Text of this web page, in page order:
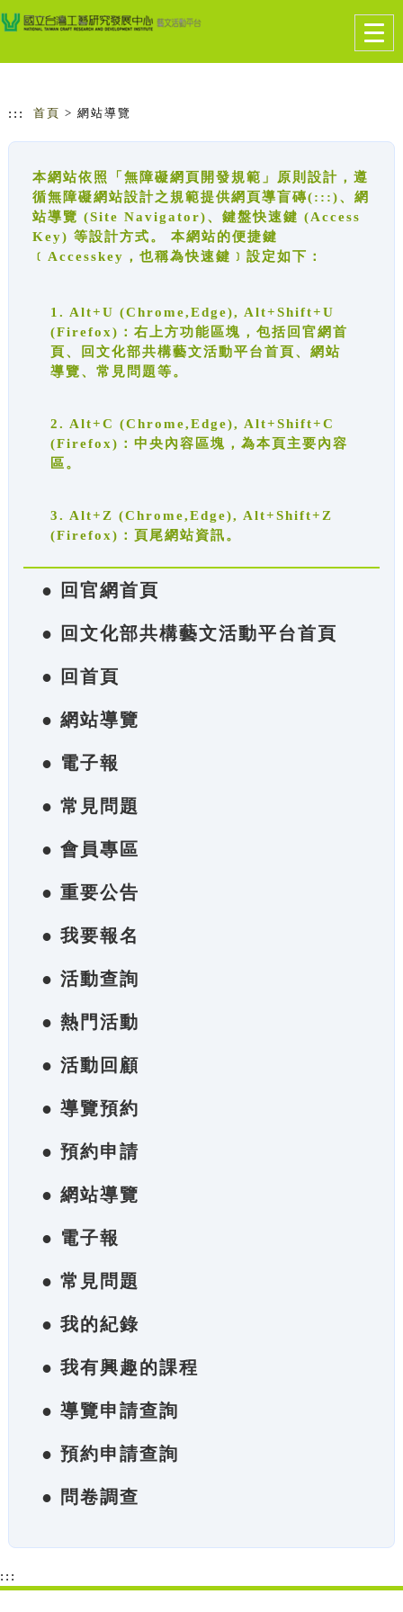
跳到主要內容
網站導覽
::: 首頁 > 網站導覽
本網站依照「無障礙網頁開發規範」原則設計，遵
循無障礙網站設計之規範提供網頁導盲磚(:::)、網
站導覽 (Site Navigator)、鍵盤快速鍵 (Access
Key) 等設計方式。 本網站的便捷鍵
﹝Accesskey，也稱為快速鍵﹞設定如下：
1. Alt+U (Chrome,Edge), Alt+Shift+U
(Firefox)：右上方功能區塊，包括回官網首
頁、回文化部共構藝文活動平台首頁、網站
導覽、常見問題等。
2. Alt+C (Chrome,Edge), Alt+Shift+C
(Firefox)：中央內容區塊，為本頁主要內容
區。
3. Alt+Z (Chrome,Edge), Alt+Shift+Z
(Firefox)：頁尾網站資訊。
● 回官網首頁
● 回文化部共構藝文活動平台首頁
● 回首頁
● 網站導覽
● 電子報
● 常見問題
● 會員專區
● 重要公告
● 我要報名
● 活動查詢
● 熱門活動
● 活動回顧
● 導覽預約
● 預約申請
● 網站導覽
● 電子報
● 常見問題
● 我的紀錄
● 我有興趣的課程
● 導覽申請查詢
● 預約申請查詢
● 問卷調查
:::